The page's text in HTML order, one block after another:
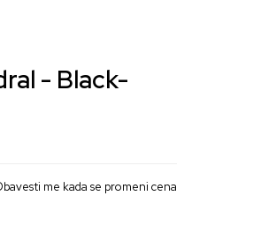
- Black-
me kada se promeni cena